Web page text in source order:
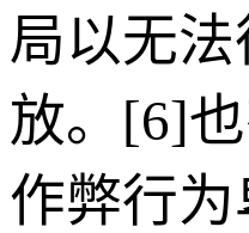
局以无
放。 [6]
作弊行